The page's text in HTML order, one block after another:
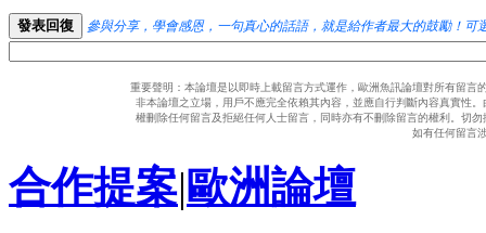
發表回復 參與分享，學會感恩，一句真心的話語，就是給作者最大的鼓勵！可
重要聲明：本論壇是以即時上載留言方式運作，歐洲魚訊論壇對所有留
非本論壇之立場，用戶不應完全依賴其內容，並應自行判斷內容真實性
權刪除任何留言及拒絕任何人士留言，同時亦有不刪除留言的權利。切
如有任何留言
合作提案|歐洲論壇